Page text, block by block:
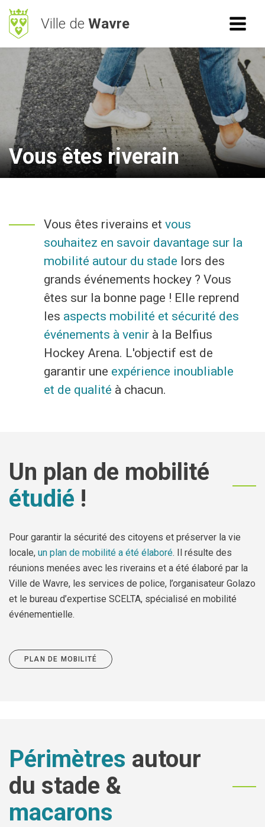
Ville de Wavre
RECHERCHE
ACCÈS RAPIDE
Mes démarches
BetterStreet
Déchets
Horaires
Vie Communale
Vivre à Wavre
Economie
Culture et loisirs
Je suis
Association
En situation de handicap
Investisseur
Jeune
Journaliste
Nouvel habitant
Parent
Touriste
Je trouve
Agenda
Enquêtes publiques
Location de salles
Offres d'emploi
Règlements communaux
Objets trouvés
Grands chantiers
Vous êtes riverain
Vous êtes riverains et vous
souhaitez en savoir davantage sur la
mobilité autour du stade lors des
grands événements hockey ? Vous
êtes sur la bonne page ! Elle reprend
les aspects mobilité et sécurité des
événements à venir à la Belfius
Hockey Arena. L'objectif est de
garantir une expérience inoubliable
et de qualité à chacun.
Un plan de mobilité
étudié !
Pour garantir la sécurité des citoyens et préserver la vie
locale, un plan de mobilité a été élaboré. Il résulte des
réunions menées avec les riverains et a été élaboré par la
Ville de Wavre, les services de police, l’organisateur Golazo
et le bureau d’expertise SCELTA, spécialisé en mobilité
événementielle.
PLAN DE MOBILITÉ
Périmètres autour
du stade &
macarons